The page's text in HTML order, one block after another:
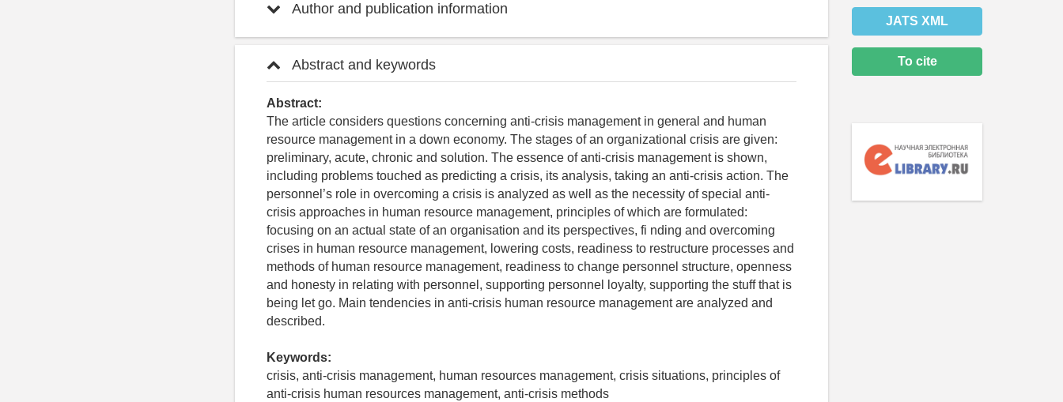
Author and publication information
Abstract and keywords
Abstract:
The article considers questions concerning anti-crisis management in general and human
resource management in a down economy. The stages of an organizational crisis are given:
preliminary, acute, chronic and solution. The essence of anti-crisis management is shown,
including problems touched as predicting a crisis, its analysis, taking an anti-crisis action. The
personnel’s role in overcoming a crisis is analyzed as well as the necessity of special anti-
crisis approaches in human resource management, principles of which are formulated:
focusing on an actual state of an organisation and its perspectives, fi nding and overcoming
crises in human resource management, lowering costs, readiness to restructure processes and
methods of human resource management, readiness to change personnel structure, openness
and honesty in relating with personnel, supporting personnel loyalty, supporting the stuff that is
being let go. Main tendencies in anti-crisis human resource management are analyzed and
described.
Keywords:
crisis, anti-crisis management, human resources management, crisis situations, principles of
anti-crisis human resources management, anti-crisis methods
JATS XML
To cite